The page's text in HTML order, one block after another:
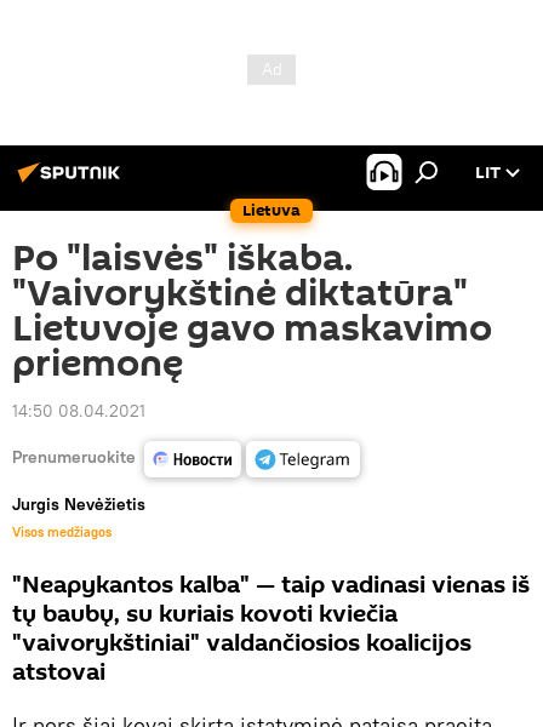
Lietuva
LIT
Po "laisvės" iškaba.
"Vaivorykštinė diktatūra"
Lietuvoje gavo maskavimo
priemonę
14:50 08.04.2021
Prenumeruokite
Jurgis Nevėžietis
Visos medžiagos
"Neapykantos kalba" — taip vadinasi vienas iš
tų baubų, su kuriais kovoti kviečia
"vaivorykštiniai" valdančiosios koalicijos
atstovai